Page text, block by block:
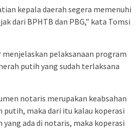
kepala daerah segera memenuhi
dari BPHTB dan PBG,” kata Tomsi
pelaksanaan program
putih yang sudah terlaksana
notaris merupakan keabsahan
putih, maka dari itu kalau koperasi
ada di notaris, maka koperasi